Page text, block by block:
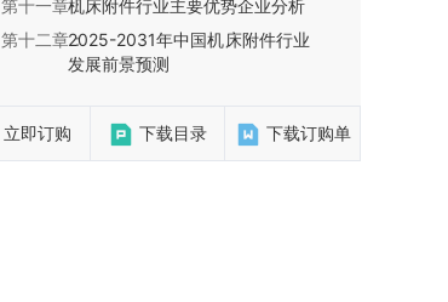
第十一章：机床附件行业主要优势企业分析
第十二章：2025-2031年中国机床附件行业
发展前景预测
立即订购 下载目录 下载订购单